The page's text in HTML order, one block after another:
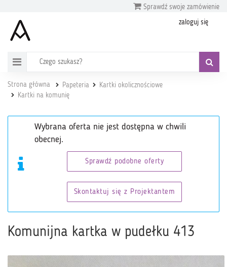
Sprawdź swoje zamówienie
zaloguj się
Strona główna Papeteria
Kartki okolicznościowe
Kartki na komunię
Wybrana oferta nie jest dostępna w chwili
obecnej.
Sprawdź podobne oferty
Skontaktuj się z Projektantem
Komunijna kartka w pudełku 413